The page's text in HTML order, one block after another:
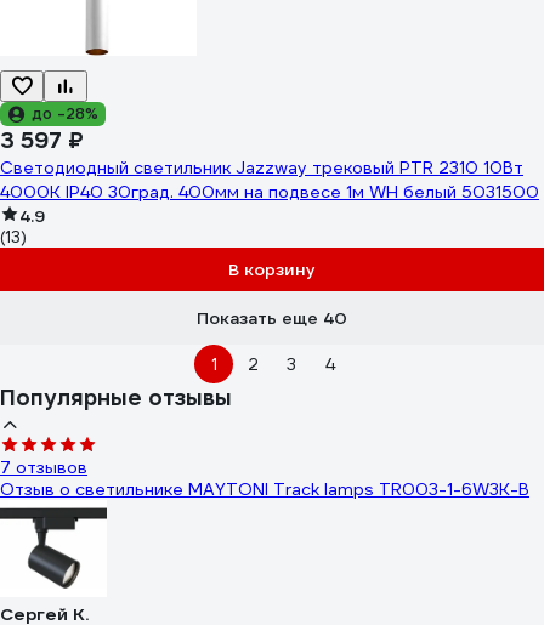
до -28%
3 597 ₽
Светодиодный светильник Jazzway трековый PTR 2310 10Вт
4000К IP40 30град. 400мм на подвесе 1м WH белый 5031500
4.9
(13)
В корзину
Показать еще 40
1 2 3 4
Популярные отзывы
7 отзывов
Отзыв о светильнике MAYTONI Track lamps TR003-1-6W3K-B
Сергей К.